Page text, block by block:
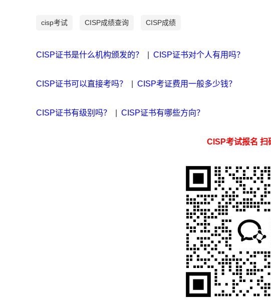
cisp考试 CISP成绩查询 CISP成绩
CISP证书是什么机构颁发的？ CISP证书对个人有用吗？
CISP证书可以直接考吗？ CISP考证费用一般多少钱？
CISP证书有级别吗？ CISP证书有哪些方向？
CISP考试报名 扫